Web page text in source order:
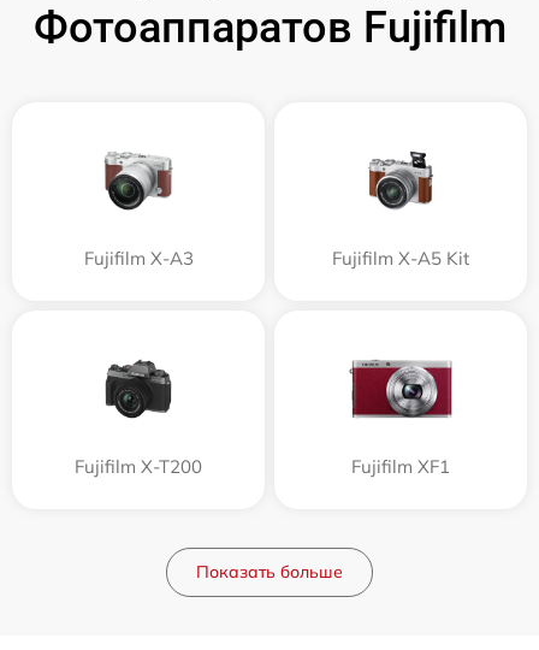
Фотоаппаратов Fujifilm
Fujifilm X-A3 Fujifilm X-A5 Kit
Fujifilm X-T200 Fujifilm XF1
Показать больше